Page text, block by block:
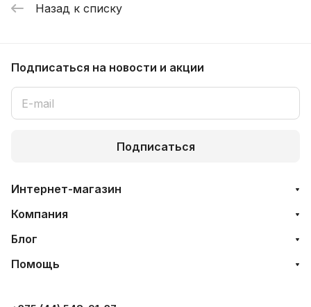
Назад к списку
Подписаться на новости и акции
Подписаться
Интернет-магазин
Компания
Блог
Помощь